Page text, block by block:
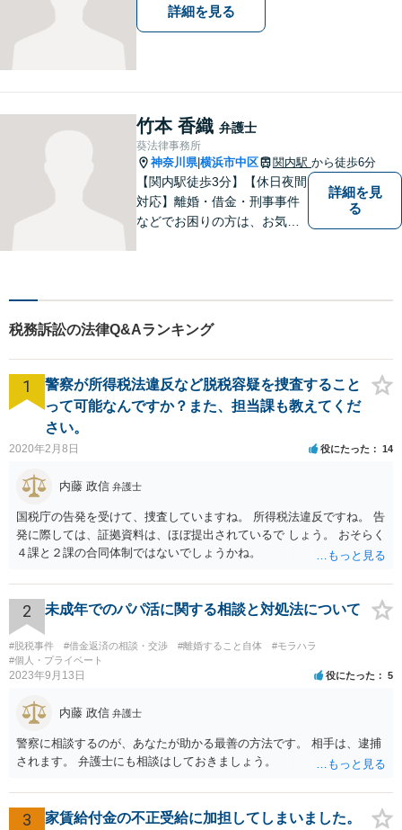
詳細を見る
竹本 香織 弁護士
葵法律事務所
神奈川県|横浜市中区 関内駅 から徒歩6分
【関内駅徒歩3分】【休日夜間
対応】離婚・借金・刑事事件
などでお困りの方は、お気軽
詳細を見
る
税務訴訟の法律Q&Aランキング
1
警察が所得税法違反など脱税容疑を捜査すること
って可能なんですか？また、担当課も教えてくだ
さい。
2020年2月8日 役にたった 14
内藤 政信 弁護士
国税庁の告発を受けて、捜査していますね。 所得税法違反ですね。 告
発に際しては、証拠資料は、ほぼ提出されているで しょう。 おそらく
４課と２課の合同体制ではないでしょうかね。
2 未成年でのパパ活に関する相談と対処法について
#脱税事件 #借金返済の相談・交渉 #離婚すること自体
#モラハラ
#個人・プライベート
2023年9月13日 役にたった 5
内藤 政信 弁護士
警察に相談するのが、あなたが助かる最善の方法です。 相手は、逮捕
されます。 弁護士にも相談はしておきましょう。
3 家賃給付金の不正受給に加担してしまいました。